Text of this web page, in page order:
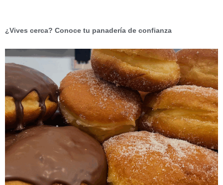
¿Vives cerca? Conoce tu panadería de confianza